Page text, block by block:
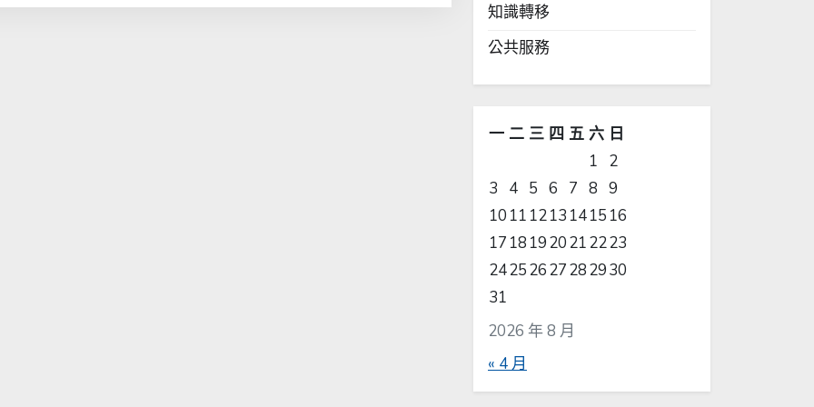
知識轉移
公共服務
2026 年 8 月
一 二 三 四 五 六 日
1
2
3
4 5 6 7 8 9
10 11 1213 1415 16
17 18 1920212223
24252627282930
31
« 4 月